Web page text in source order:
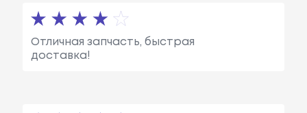
Отличная запчасть, быстрая
доставка!